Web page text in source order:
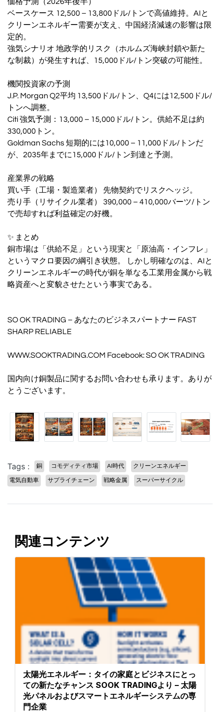
ベースケース 12,500 – 13,800ドル/トンで高値維持。AIと
クリーンエネルギー需要が支え、中国経済減速の影響は限
定的。
強気シナリオ 地政学的リスク（ホルムズ海峡封鎖や新た
な制裁）が発生すれば、15,000ドル/トン突破の可能性。
機関投資家の予測
J.P. Morgan Q2平均 13,500ドル/トン、Q4には12,500ドル/
トンへ調整。
Citi 強気予測：13,000 – 15,000ドル/トン。供給不足は約
330,000トン。
Goldman Sachs 短期的には10,000 – 11,000ドル/トンだ
が、2035年までに15,000ドル/トン到達と予測。
産業界の戦略
買い手（工場・製造業者） 先物契約でリスクヘッジ。
売り手（リサイクル業者） 390,000 – 410,000バーツ/トン
で売却すれば利益確定の好機。
✨ まとめ
銅市場は「供給不足」という現実と「原油高・インフレ」
というマクロ要因の綱引き状態。 しかし明確なのは、AIと
クリーンエネルギーの時代が銅を単なる工業用金属から戦
略資産へと変貌させたという事実である。
SO OK TRADING – あなたのビジネスパートナー FAST
SHARP RELIABLE
WWW.SOOKTRADING.COM Facebook: SO OK TRADING
国内向け銅製品に関するお問い合わせも承ります。ありが
とうございます。
Tags : 銅 コモディティ市場 AI時代 クリーンエネルギー
電気自動車 サプライチェーン 戦略金属 スーパーサイクル
関連コンテンツ
太陽光エネルギー：タイの家庭とビジネスにとっ
ての新たなチャンス SOOK TRADINGより – 太陽
光パネルおよびスマートエネルギーシステムの専
門企業